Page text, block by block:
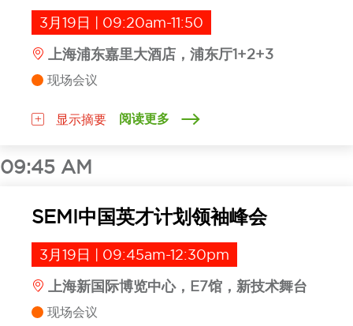
3月19日 | 09:20am-11:50
上海浦东嘉里大酒店，浦东厅1+2+3
现场会议
显示摘要 阅读更多
09:45 AM
SEMI中国英才计划领袖峰会
3月19日 | 09:45am-12:30pm
上海新国际博览中心，E7馆，新技术舞台
现场会议